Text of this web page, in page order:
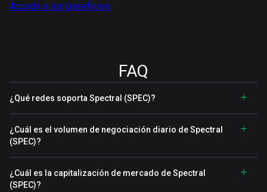
Accede a los beneficios
FAQ
¿Qué redes soporta Spectral (SPEC)?
¿Cuál es el volumen de negociación diario de Spectral
(SPEC)?
¿Cuál es la capitalización de mercado de Spectral
(SPEC)?